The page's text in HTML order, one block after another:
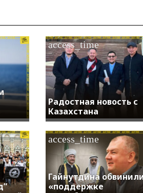
Радостная новость с
Казахстана
access_time
Гайнутдина
«поддержке
access_time